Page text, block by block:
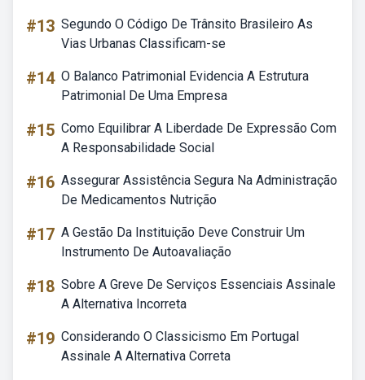
#13 Segundo O Código De Trânsito Brasileiro As
Vias Urbanas Classificam-se
#14 O Balanco Patrimonial Evidencia A Estrutura
Patrimonial De Uma Empresa
#15 Como Equilibrar A Liberdade De Expressão Com
A Responsabilidade Social
#16 Assegurar Assistência Segura Na Administração
De Medicamentos Nutrição
#17 A Gestão Da Instituição Deve Construir Um
Instrumento De Autoavaliação
#18 Sobre A Greve De Serviços Essenciais Assinale
A Alternativa Incorreta
#19 Considerando O Classicismo Em Portugal
Assinale A Alternativa Correta